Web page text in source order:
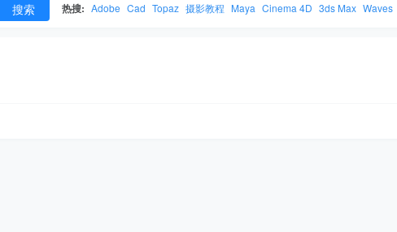
搜索 热搜: Adobe Cad Topaz 摄影教程 Maya Cinema 4D 3ds Max Waves